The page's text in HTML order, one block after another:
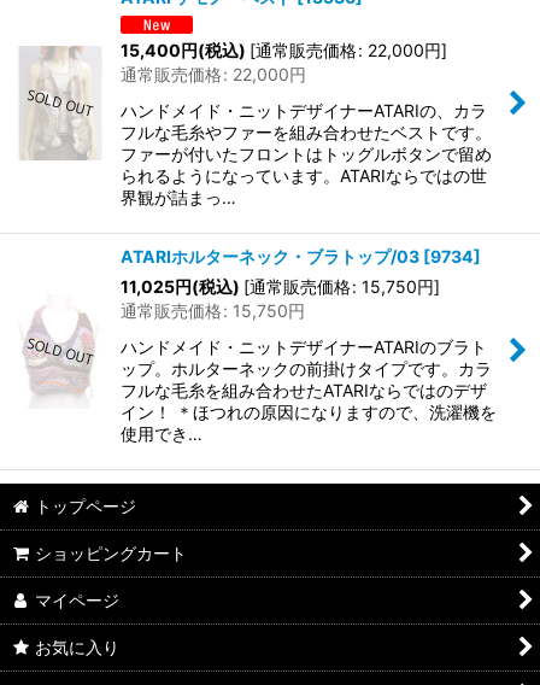
15,400円(税込) [通常販売価格: 22,000円]
通常販売価格: 22,000円
ハンドメイド・ニットデザイナーATARIの、カラ
フルな毛糸やファーを組み合わせたベストです。
ファーが付いたフロントはトッグルボタンで留め
られるようになっています。ATARIならではの世
界観が詰まっ…
ATARIホルターネック・ブラトップ/03 [9734]
11,025円(税込) [通常販売価格: 15,750円]
通常販売価格: 15,750円
ハンドメイド・ニットデザイナーATARIのブラト
ップ。ホルターネックの前掛けタイプです。カラ
フルな毛糸を組み合わせたATARIならではのデザ
イン！ ＊ほつれの原因になりますので、洗濯機を
使用でき…
トップページ
ショッピングカート
マイページ
お気に入り